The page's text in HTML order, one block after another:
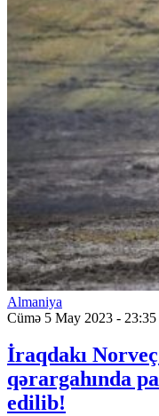
Almaniya
Cümə 5 May 2023 - 23:35
İraqdakı
qərargahında
edilib!